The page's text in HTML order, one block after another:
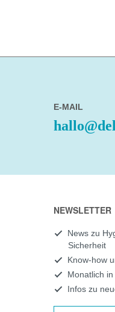
E-MAIL
NEWSLETTER
News zu
Sicherheit
Know-how
Monatlich
Infos zu